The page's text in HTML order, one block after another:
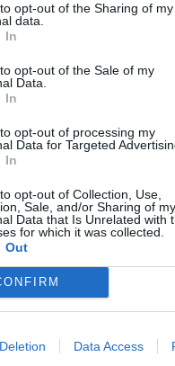
opt-out of the Sharing of my
data.
In
opt-out of the Sale of my
Data.
In
opt-out of processing my
Data for Targeted
In
opt-out of Collection, Use,
Sale, and/or Sharing of my
Data that Is Unrelated with
for which it was collected.
Out
Data Access
Vrouw | 32
bijwerkingen
kleiner
terugkerende
beangstigende